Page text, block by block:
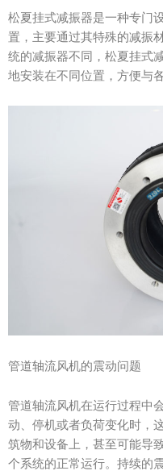
松夏挂式减振器是一种专门
置，主要通过其特殊的减振
统的减振器不同，松夏挂式
地安装在不同位置，方便与
管道轴流风机的震动问题
管道轴流风机在运行过程中
动、停机或者负荷变化时，
筑物和设备上，甚至可能导
个系统的正常运行。持续的